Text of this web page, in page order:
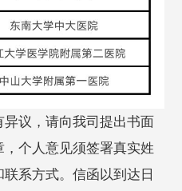
议，请向我司提出书面
个人意见须签署真实姓
系方式。信函以到达日